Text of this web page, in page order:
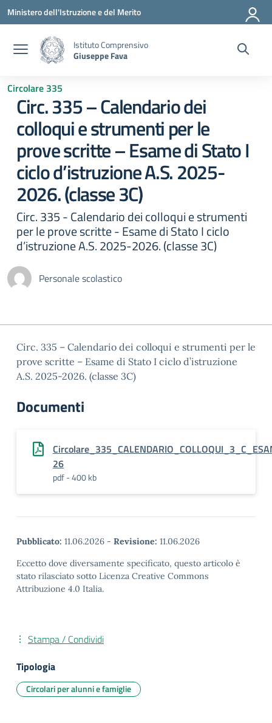
Vai ai contenuti
Vai al menu di navigazione
Vai al footer
Ministero dell'Istruzione e del Merito
Istituto Comprensivo
Giuseppe Fava
Circolare 335
Circ. 335 – Calendario dei
colloqui e strumenti per le
prove scritte – Esame di Stato I
ciclo d’istruzione A.S. 2025-
2026. (classe 3C)
Circ. 335 - Calendario dei colloqui e strumenti
per le prove scritte - Esame di Stato I ciclo
d’istruzione A.S. 2025-2026. (classe 3C)
Personale scolastico
Circ. 335 – Calendario dei colloqui e strumenti per le
prove scritte – Esame di Stato I ciclo d’istruzione
A.S. 2025-2026. (classe 3C)
Documenti
26
pdf - 400 kb
Pubblicato: 11.06.2026 - Revisione: 11.06.2026
Eccetto dove diversamente specificato, questo articolo è
stato rilasciato sotto Licenza Creative Commons
Attribuzione 4.0 Italia.
Stampa / Condividi
Tipologia
Circolari per alunni e famiglie